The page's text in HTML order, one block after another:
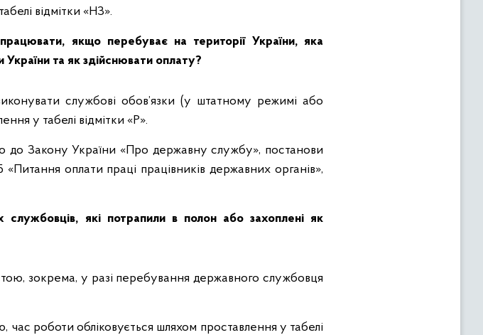
відмітки «НЗ».
якщо перебуває на території України, яка
України та як здійснювати оплату?
службові обов’язки (у штатному режимі або
у табелі відмітки «Р».
до Закону України «Про державну службу», постанови
оплати праці працівників державних органів»,
які потрапили в полон або захоплені як
зокрема, у разі перебування державного службовця
роботи обліковується шляхом проставлення у табелі